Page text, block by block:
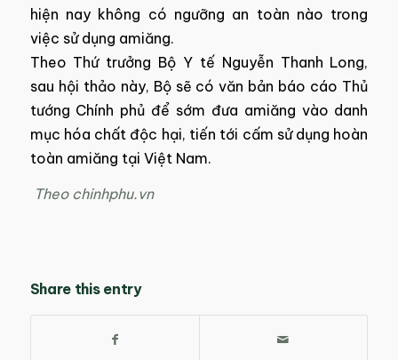
hiện nay không có ngưỡng an toàn nào trong
việc sử dụng amiăng.
Theo Thứ trưởng Bộ Y tế Nguyễn Thanh Long,
sau hội thảo này, Bộ sẽ có văn bản báo cáo Thủ
tướng Chính phủ để sớm đưa amiăng vào danh
mục hóa chất độc hại, tiến tới cấm sử dụng hoàn
toàn amiăng tại Việt Nam.
Theo chinhphu.vn
Share this entry